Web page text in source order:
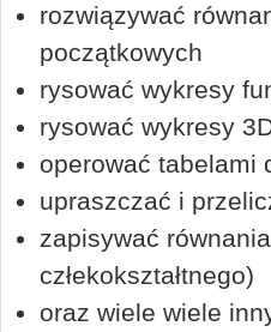
rozwiązywać
początkowych
rysować wykresy
rysować wykresy
operować tabelami
upraszczać i
zapisywać
człekokształtnego)
oraz wiele wiele